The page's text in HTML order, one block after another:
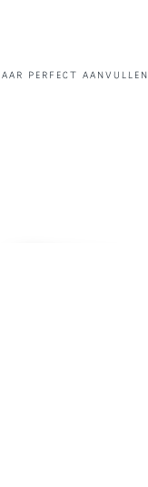
perfect aanvullen.